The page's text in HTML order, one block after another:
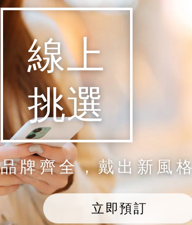
線上
挑選
品牌齊全，戴出新風格
立即預訂